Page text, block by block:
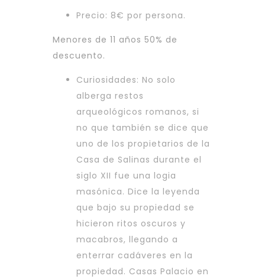
Precio: 8€ por persona.
Menores de 11 años 50% de
descuento.
Curiosidades: No solo
alberga restos
arqueológicos romanos, si
no que también se dice que
uno de los propietarios de la
Casa de Salinas durante el
siglo XII fue una logia
masónica. Dice la leyenda
que bajo su propiedad se
hicieron ritos oscuros y
macabros, llegando a
enterrar cadáveres en la
propiedad. Casas Palacio en